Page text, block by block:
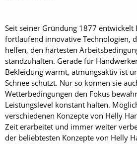
Seit seiner Gründung 1877 entwickelt
fortlaufend innovative Technologien,
helfen, den härtesten
standzuhalten. Gerade für
Bekleidung wärmt, atmungsaktiv ist
Schnee schützt. Nur so können sie
Wetterbedingungen den Fokus
Leistungslevel konstant halten.
verschiedenen Konzepte von Helly
Zeit erarbeitet und immer weiter
der beliebtesten Konzepte von Helly